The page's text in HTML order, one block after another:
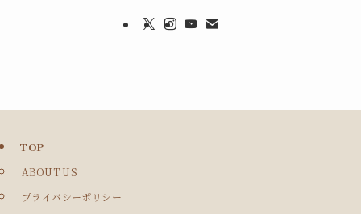
TOP
ABOUT US
プライバシーポリシー